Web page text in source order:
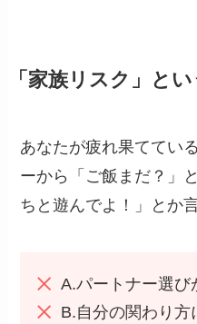
「家族リスク」と
あなたが疲れ果ててい
ーから「ご飯まだ？」
ちと遊んでよ！」とか
A.パートナー選び
B.自分の関わり方